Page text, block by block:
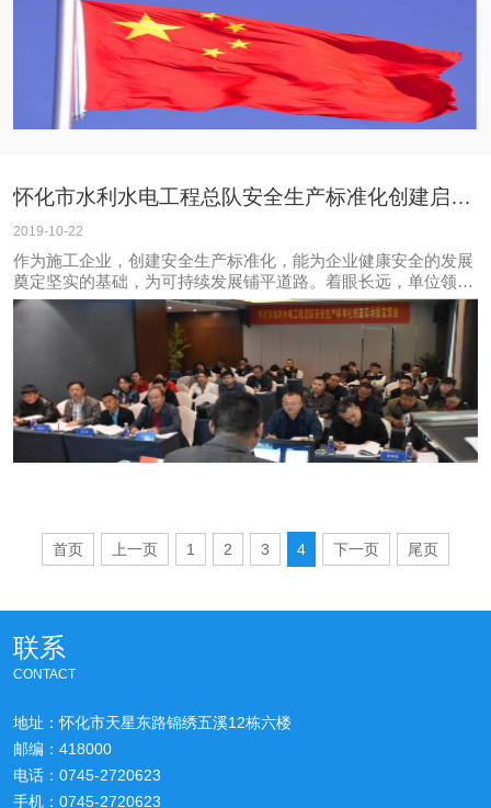
站位，切实履行团中央定点扶贫责任
怀化市水利水电工程总队安全生产标准化创建启动暨宣贯会
2019-10-22
作为施工企业，创建安全生产标准化，能为企业健康安全的发展
奠定坚实的基础，为可持续发展铺平道路。着眼长远，单位领导
决定启动创建安全生产标准化，于2019年10月15日召开安全生产
标准化创建启动暨宣贯会，并聘请专家授课。
首页 上一页 1 2 3 4 下一页 尾页
联系
CONTACT
地址：怀化市天星东路锦绣五溪12栋六楼
邮编：418000
电话：0745-2720623
手机：0745-2720623